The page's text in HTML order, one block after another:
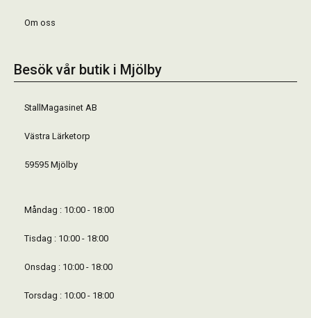
Om oss
Besök vår butik i Mjölby
StallMagasinet AB
Västra Lärketorp
59595 Mjölby
Måndag : 10:00 - 18:00
Tisdag : 10:00 - 18:00
Onsdag : 10:00 - 18:00
Torsdag : 10:00 - 18:00